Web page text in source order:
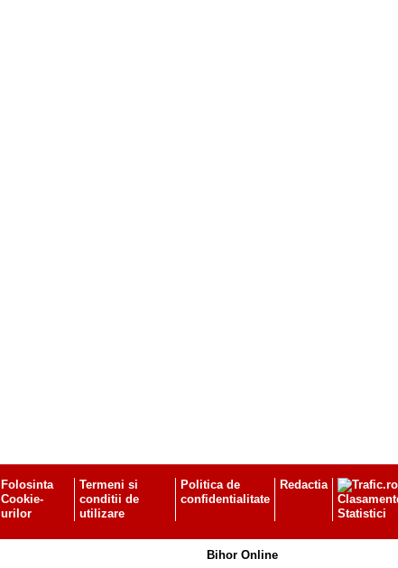
Folosinta
Cookie-
urilor
Termeni si
conditii de
utilizare
Politica de
confidentialitate
Redactia
Bihor Online